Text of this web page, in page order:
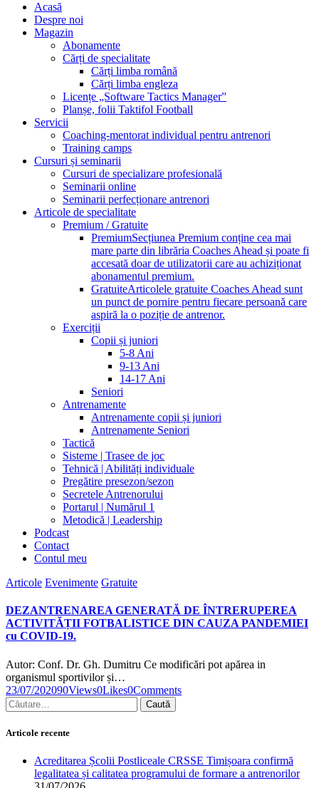
Acasă
Despre noi
Magazin
Abonamente
Cărți de specialitate
Cărți limba română
Cărți limba engleza
Licențe „Software Tactics Manager”
Planșe, folii Taktifol Football
Servicii
Coaching-mentorat individual pentru antrenori
Training camps
Cursuri și seminarii
Cursuri de specializare profesională
Seminarii online
Seminarii perfecționare antrenori
Articole de specialitate
Premium / Gratuite
PremiumSecțiunea Premium conține cea mai
mare parte din librăria Coaches Ahead și poate fi
accesată doar de utilizatorii care au achiziționat
abonamentul premium.
GratuiteArticolele gratuite Coaches Ahead sunt
un punct de pornire pentru fiecare persoană care
aspiră la o poziție de antrenor.
Exerciții
Copii și juniori
5-8 Ani
9-13 Ani
14-17 Ani
Seniori
Antrenamente
Antrenamente copii și juniori
Antrenamente Seniori
Tactică
Sisteme | Trasee de joc
Tehnică | Abilități individuale
Pregătire presezon/sezon
Secretele Antrenorului
Portarul | Numărul 1
Metodică | Leadership
Podcast
Contact
Contul meu
facebook-
twitter-
dribble-
instagram
Articole Evenimente Gratuite
DEZANTRENAREA GENERATĂ DE ÎNTRERUPEREA
ACTIVITĂȚII FOTBALISTICE DIN CAUZA PANDEMIEI
cu COVID-19.
Autor: Conf. Dr. Gh. Dumitru Ce modificări pot apărea in
organismul sportivilor și…
23/07/202090Views0Likes0Comments
Caută
după:
Articole recente
Acreditarea Școlii Postliceale CRSSE Timișoara confirmă
legalitatea și calitatea programului de formare a antrenorilor